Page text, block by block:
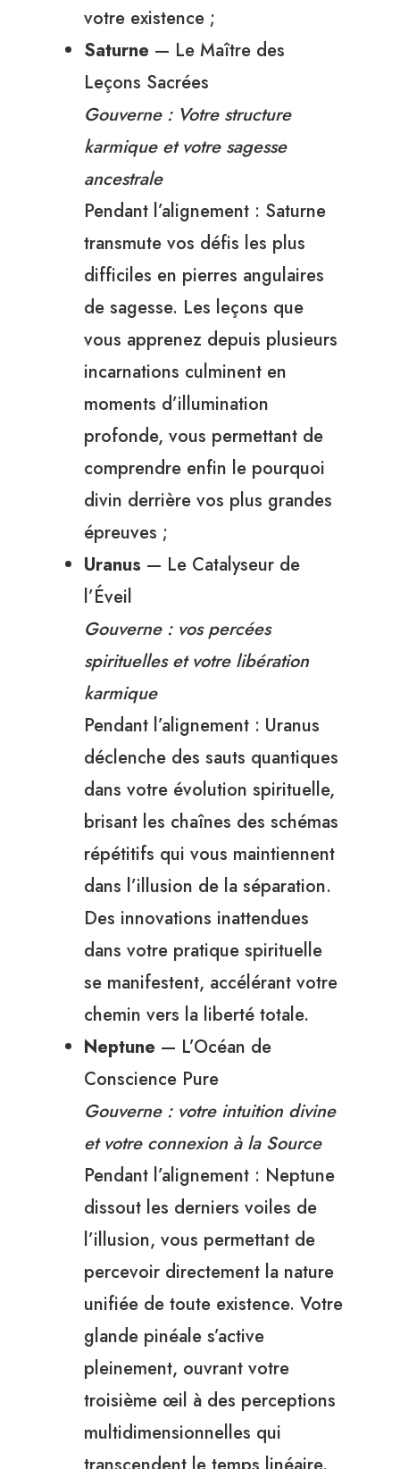
votre existence ;
Saturne — Le Maître des
Leçons Sacrées
Gouverne : Votre structure
karmique et votre sagesse
ancestrale
Pendant l’alignement : Saturne
transmute vos défis les plus
difficiles en pierres angulaires
de sagesse. Les leçons que
vous apprenez depuis plusieurs
incarnations culminent en
moments d’illumination
profonde, vous permettant de
comprendre enfin le pourquoi
divin derrière vos plus grandes
épreuves ;
Uranus — Le Catalyseur de
l’Éveil
Gouverne : vos percées
spirituelles et votre libération
karmique
Pendant l’alignement : Uranus
déclenche des sauts quantiques
dans votre évolution spirituelle,
brisant les chaînes des schémas
répétitifs qui vous maintiennent
dans l’illusion de la séparation.
Des innovations inattendues
dans votre pratique spirituelle
se manifestent, accélérant votre
chemin vers la liberté totale.
Neptune — L’Océan de
Conscience Pure
Gouverne : votre intuition divine
et votre connexion à la Source
Pendant l’alignement : Neptune
dissout les derniers voiles de
l’illusion, vous permettant de
percevoir directement la nature
unifiée de toute existence. Votre
glande pinéale s’active
pleinement, ouvrant votre
troisième œil à des perceptions
multidimensionnelles qui